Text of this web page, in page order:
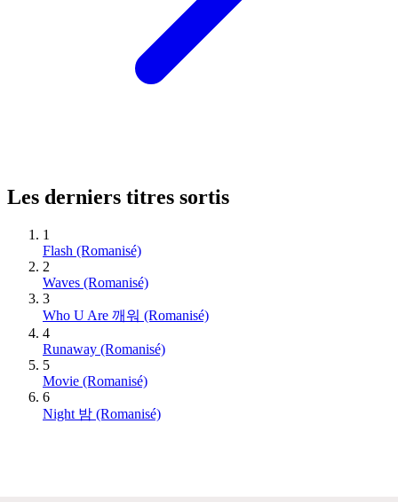
Les derniers titres sortis
1
Flash (Romanisé)
2
Waves (Romanisé)
3
Who U Are 깨워 (Romanisé)
4
Runaway (Romanisé)
5
Movie (Romanisé)
6
Night 밤 (Romanisé)